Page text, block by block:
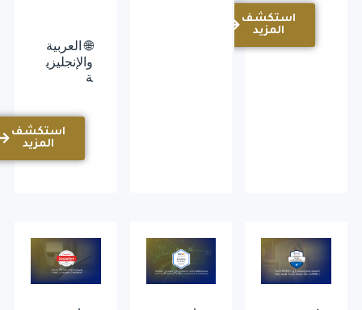
استكشف
المزيد
🌐 العربية
والإنجليزي
ة
استكشف
المزيد